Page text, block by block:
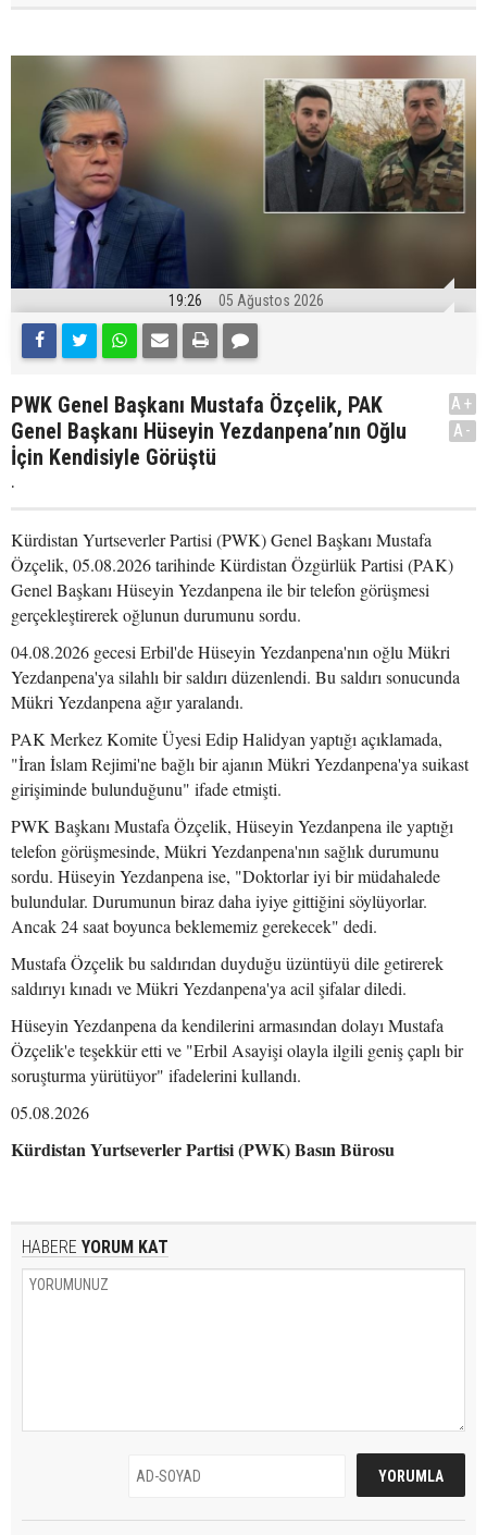
19:26 05 Ağustos 2026
PWK Genel Başkanı Mustafa Özçelik, PAK
Genel Başkanı Hüseyin Yezdanpena’nın Oğlu
İçin Kendisiyle Görüştü
.
A+
A-
Kürdistan Yurtseverler Partisi (PWK) Genel Başkanı Mustafa
Özçelik, 05.08.2026 tarihinde Kürdistan Özgürlük Partisi (PAK)
Genel Başkanı Hüseyin Yezdanpena ile bir telefon görüşmesi
gerçekleştirerek oğlunun durumunu sordu.
04.08.2026 gecesi Erbil'de Hüseyin Yezdanpena'nın oğlu Mükri
Yezdanpena'ya silahlı bir saldırı düzenlendi. Bu saldırı sonucunda
Mükri Yezdanpena ağır yaralandı.
PAK Merkez Komite Üyesi Edip Halidyan yaptığı açıklamada,
"İran İslam Rejimi'ne bağlı bir ajanın Mükri Yezdanpena'ya suikast
girişiminde bulunduğunu" ifade etmişti.
PWK Başkanı Mustafa Özçelik, Hüseyin Yezdanpena ile yaptığı
telefon görüşmesinde, Mükri Yezdanpena'nın sağlık durumunu
sordu. Hüseyin Yezdanpena ise, "Doktorlar iyi bir müdahalede
bulundular. Durumunun biraz daha iyiye gittiğini söylüyorlar.
Ancak 24 saat boyunca beklememiz gerekecek" dedi.
Mustafa Özçelik bu saldırıdan duyduğu üzüntüyü dile getirerek
saldırıyı kınadı ve Mükri Yezdanpena'ya acil şifalar diledi.
Hüseyin Yezdanpena da kendilerini armasından dolayı Mustafa
Özçelik'e teşekkür etti ve "Erbil Asayişi olayla ilgili geniş çaplı bir
soruşturma yürütüyor" ifadelerini kullandı.
05.08.2026
Kürdistan Yurtseverler Partisi (PWK) Basın Bürosu
HABERE YORUM KAT